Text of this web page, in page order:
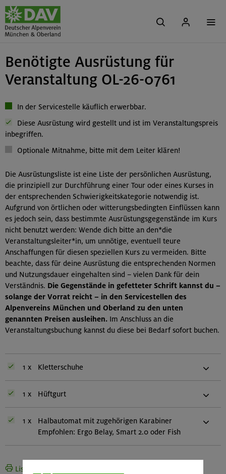
Benötigte Ausrüstung für
Veranstaltung OL-26-0761
In der Servicestelle käuflich erwerbbar.
Diese Ausrüstung wird gestellt und ist im Veranstaltungspreis
inbegriffen.
Optionale Mitnahme, bitte mit dem Leiter klären!
Die Ausrüstungsliste ist eine Liste der persönlichen Ausrüstung,
die prinzipiell zur Durchführung einer Tour oder eines Kurses in
der entsprechenden Schwierigkeitskategorie notwendig ist.
Aufgrund von örtlichen oder witterungsbedingten Einflüssen kann
es jedoch sein, dass bestimmte Ausrüstungsgegenstände im Kurs
nicht benutzt werden: Wende dich bitte an den*die
Veranstaltungsleiter*in, um unnötige, eventuell teure
Anschaffungen für diesen speziellen Kurs zu vermeiden. Bitte
beachte, dass für deine Ausrüstung die entsprechenden Normen
und Nutzungsdauer eingehalten sind – vielen Dank für dein
Verständnis. Die Gegenstände in gefetteter Schrift kannst du –
solange der Vorrat reicht – in den Servicestellen des
Alpenvereins München und Oberland zu den unten
genannten Preisen ausleihen. Im Anschluss an die
Veranstaltungsbuchung kannst du diese bei Bedarf sofort buchen.
1 x Kletterschuhe
1 x Hüftgurt
1 x
Halbautomat mit zugehörigen Karabiner
Empfohlen: Ergo Belay, Smart 2.0 oder Fish
Liste drucken